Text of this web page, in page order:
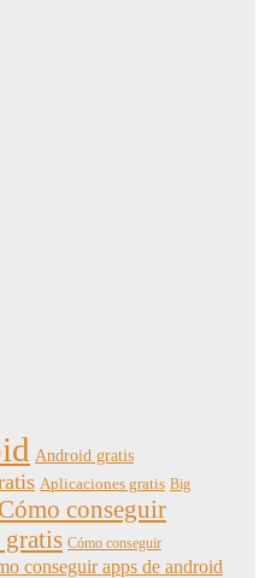
Android gratis
Aplicaciones gratis Big
Cómo conseguir
gratis Cómo conseguir
conseguir apps de android